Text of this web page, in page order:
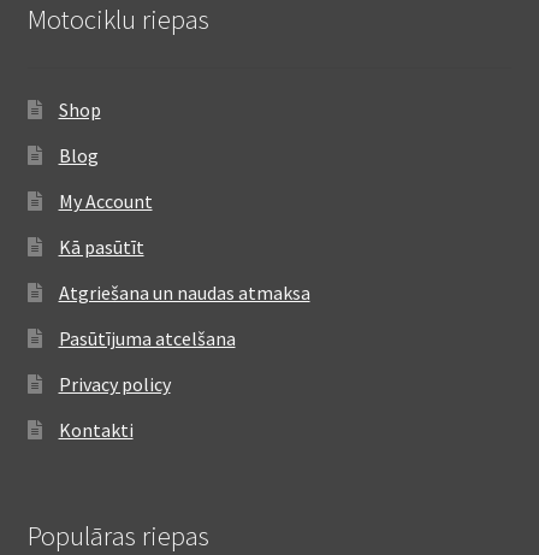
Motociklu riepas
Shop
Blog
My Account
Kā pasūtīt
Atgriešana un naudas atmaksa
Pasūtījuma atcelšana
Privacy policy
Kontakti
Populāras riepas